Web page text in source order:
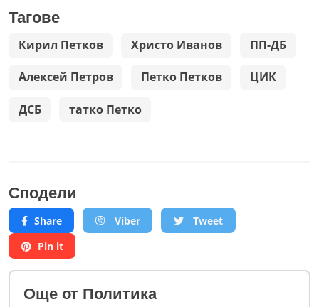
Тагове
Кирил Петков Христо Иванов ПП-ДБ
Алексей Петров Петко Петков ЦИК
ДСБ татко Петко
Сподели
Share Viber
Tweet
Pin it
Oще от Политика